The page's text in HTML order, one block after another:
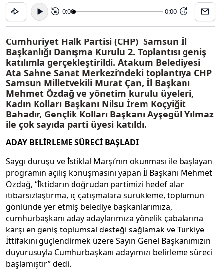
15 0:00 -0:00 15
Cumhuriyet Halk Partisi (CHP) Samsun İl
Başkanlığı Danışma Kurulu 2. Toplantısı geniş
katılımla gerçekleştirildi. Atakum Belediyesi
Ata Sahne Sanat Merkezi’ndeki toplantıya CHP
Samsun Milletvekili Murat Çan, İl Başkanı
Mehmet Özdağ ve yönetim kurulu üyeleri,
Kadın Kolları Başkanı Nilsu İrem Koçyiğit
Bahadır, Gençlik Kolları Başkanı Ayşegül Yılmaz
ile çok sayıda parti üyesi katıldı.
ADAY BELİRLEME SÜRECİ BAŞLADI
Saygı duruşu ve İstiklal Marşı’nın okunması ile başlayan
programın açılış konuşmasını yapan İl Başkanı Mehmet
Özdağ, “İktidarın doğrudan partimizi hedef alan
itibarsızlaştırma, iç çatışmalara sürükleme, toplumun
gönlünde yer etmiş belediye başkanlarımıza,
cumhurbaşkanı aday adaylarımıza yönelik çabalarına
karşı en geniş toplumsal desteği sağlamak ve Türkiye
İttifakını güçlendirmek üzere Sayın Genel Başkanımızın
duyurusuyla Cumhurbaşkanı adayımızı belirleme süreci
başlamıştır” dedi.